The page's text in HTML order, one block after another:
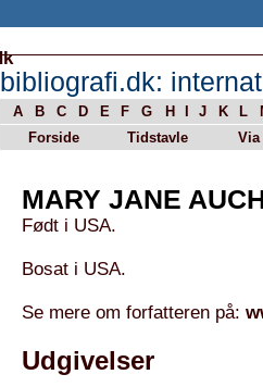
bibliografi.dk:
A B C D E F G H J K L
Forside
Tidstavle Via
MARY JANE
Født i USA.
Bosat i USA.
Se mere om forfatteren på:
Udgivelser